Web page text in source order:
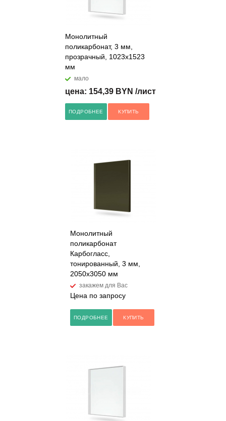
Монолитный
поликарбонат, 3 мм,
прозрачный, 1023x1523
мм
мало
цена: 154,39 BYN /лист
ПОДРОБНЕЕ КУПИТЬ
Монолитный
поликарбонат
Карбогласс,
тонированный, 3 мм,
2050х3050 мм
закажем для Вас
Цена по запросу
ПОДРОБНЕЕ КУПИТЬ